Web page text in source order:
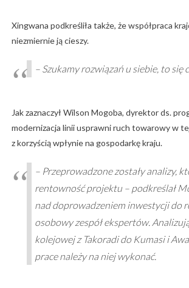
Xingwana podkreśliła także, że współpraca
niezmiernie ją cieszy.
– Szukamy rozwiązań u siebie, to się
Jak zaznaczył Wilson Mogoba, dyrektor ds.
modernizacja linii usprawni ruch towarowy w
z korzyścią wpłynie na gospodarkę kraju.
– Przeprowadzone zostały analizy,
rentowność projektu – podkreślał
nad doprowadzeniem inwestycji do
osobowy zespół ekspertów.
kolejowej z Takoradi do Kumasi i
prace należy na niej wykonać.